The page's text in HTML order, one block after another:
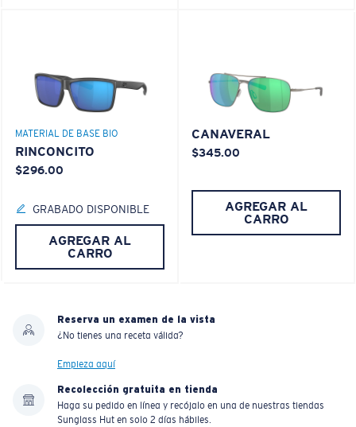
MATERIAL DE BASE BIO
RINCONCITO
$296.00
GRABADO DISPONIBLE
AGREGAR AL
CARRO
CANAVERAL
$345.00
AGREGAR AL
CARRO
Reserva un examen de la vista
¿No tienes una receta válida?
Empieza aquí
Recolección gratuita en tienda
Haga su pedido en línea y recójalo en una de nuestras tiendas
Sunglass Hut en solo 2 días hábiles.